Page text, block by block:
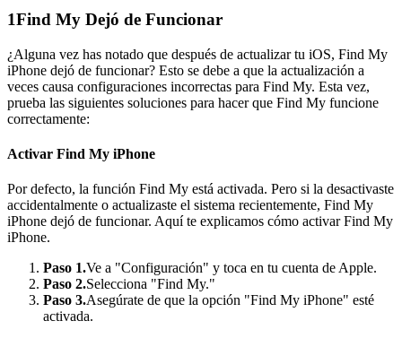
1Find My Dejó de Funcionar
¿Alguna vez has notado que después de actualizar tu iOS, Find My
iPhone dejó de funcionar? Esto se debe a que la actualización a
veces causa configuraciones incorrectas para Find My. Esta vez,
prueba las siguientes soluciones para hacer que Find My funcione
correctamente:
Activar Find My iPhone
Por defecto, la función Find My está activada. Pero si la desactivaste
accidentalmente o actualizaste el sistema recientemente, Find My
iPhone dejó de funcionar. Aquí te explicamos cómo activar Find My
iPhone.
Paso 1.Ve a "Configuración" y toca en tu cuenta de Apple.
Paso 2.Selecciona "Find My."
Paso 3.Asegúrate de que la opción "Find My iPhone" esté
activada.